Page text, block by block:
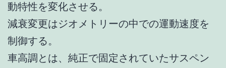
動特性を変化させる。
減衰変更はジオメトリーの中での運動速度を
制御する。
車高調とは、純正で固定されていたサスペン